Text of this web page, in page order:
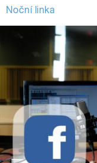
Noční linka